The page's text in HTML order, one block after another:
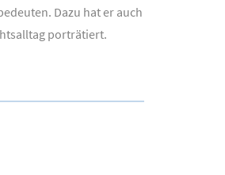
Dazu hat er auch
porträtiert.